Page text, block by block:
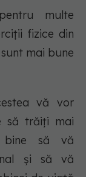
multe
fizice din
mai bune
vă vor
să trăiți mai
bine să vă
și să vă